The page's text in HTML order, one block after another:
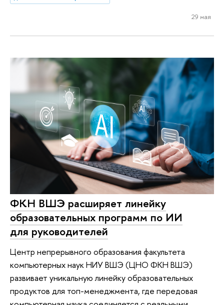
29 мая
ФКН ВШЭ расширяет линейку
образовательных программ по ИИ
для руководителей
Центр непрерывного образования факультета
компьютерных наук НИУ ВШЭ (ЦНО ФКН ВШЭ)
развивает уникальную линейку образовательных
продуктов для топ-менеджмента, где передовая